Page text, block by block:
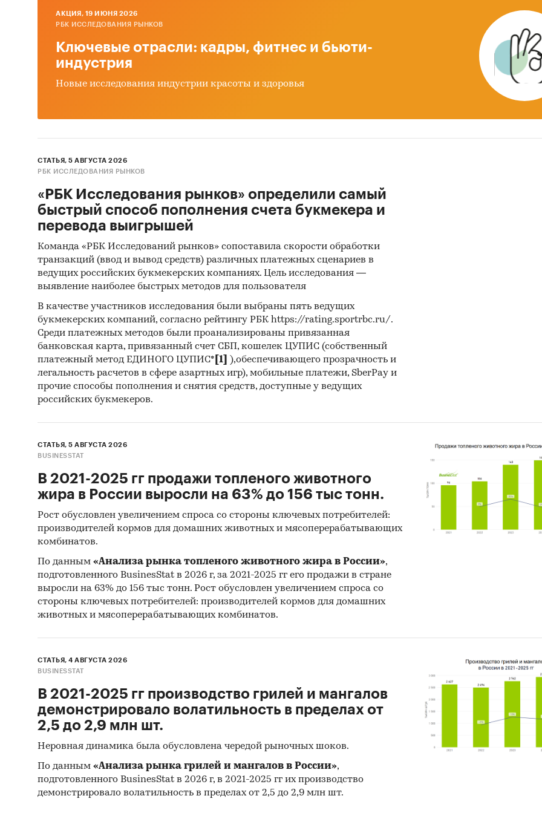
/ Подарки
AКЦИЯ, 19 ИЮНЯ 2026
РБК ИССЛЕДОВАНИЯ РЫНКОВ
Ключевые отрасли: кадры, фитнес и бьюти-
индустрия
Новые исследования индустрии красоты и здоровья
СТАТЬЯ, 5 АВГУСТА 2026
РБК ИССЛЕДОВАНИЯ РЫНКОВ
«РБК Исследования рынков» определили самый
быстрый способ пополнения счета букмекера и
перевода выигрышей
Команда «РБК Исследований рынков» сопоставила скорости обработки
транзакций (ввод и вывод средств) различных платежных сценариев в
ведущих российских букмекерских компаниях. Цель исследования —
выявление наиболее быстрых методов для пользователя
В качестве участников исследования были выбраны пять ведущих
букмекерских компаний, согласно рейтингу РБК https://rating.sportrbc.ru/.
Среди платежных методов были проанализированы привязанная
банковская карта, привязанный счет СБП, кошелек ЦУПИС (собственный
платежный метод ЕДИНОГО ЦУПИС* [1]
),обеспечивающего прозрачность и
легальность расчетов в сфере азартных игр), мобильные платежи, SberPay и
прочие способы пополнения и снятия средств, доступные у ведущих
российских букмекеров.
СТАТЬЯ, 5 АВГУСТА 2026
BUSINESSTAT
В 2021-2025 гг продажи топленого животного
жира в России выросли на 63% до 156 тыс тонн.
Рост обусловлен увеличением спроса со стороны ключевых потребителей:
производителей кормов для домашних животных и мясоперерабатывающих
комбинатов.
По данным «Анализа рынка топленого животного жира в России»,
подготовленного BusinesStat в 2026 г, за 2021-2025 гг его продажи в стране
выросли на 63% до 156 тыс тонн. Рост обусловлен увеличением спроса со
стороны ключевых потребителей: производителей кормов для домашних
животных и мясоперерабатывающих комбинатов.
СТАТЬЯ, 4 АВГУСТА 2026
BUSINESSTAT
В 2021-2025 гг производство грилей и мангалов
демонстрировало волатильность в пределах от
2,5 до 2,9 млн шт.
Неровная динамика была обусловлена чередой рыночных шоков.
По данным «Анализа рынка грилей и мангалов в России»,
подготовленного BusinesStat в 2026 г, в 2021-2025 гг их производство
демонстрировало волатильность в пределах от 2,5 до 2,9 млн шт.